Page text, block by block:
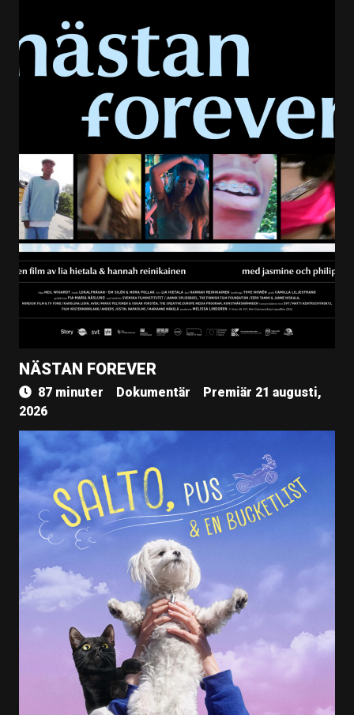
NÄSTAN FOREVER
87 minuter Dokumentär
Premiär 21 augusti,
2026